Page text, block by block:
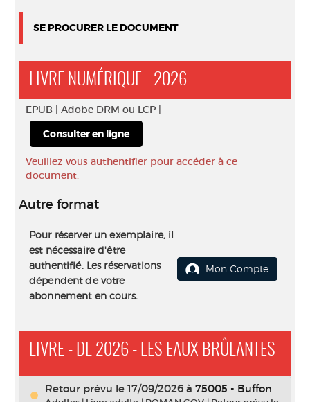
SE PROCURER LE DOCUMENT
LIVRE NUMÉRIQUE - 2026
EPUB | Adobe DRM ou LCP |
Consulter en ligne
Veuillez vous authentifier pour accéder à ce
document.
Autre format
Pour réserver un exemplaire, il
est nécessaire d'être
authentifié. Les réservations
dépendent de votre
abonnement en cours.
Mon Compte
LIVRE - DL 2026 - LES EAUX BRÛLANTES
Retour prévu le 17/09/2026 à 75005 - Buffon